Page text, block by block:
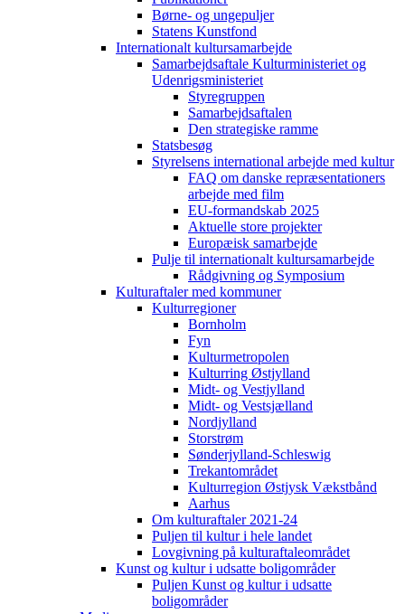
Børne- og ungepuljer
Statens Kunstfond
Internationalt kultursamarbejde
Samarbejdsaftale Kulturministeriet og
Udenrigsministeriet
Styregruppen
Samarbejdsaftalen
Den strategiske ramme
Statsbesøg
Styrelsens international arbejde med kultur
FAQ om danske repræsentationers
arbejde med film
EU-formandskab 2025
Aktuelle store projekter
Europæisk samarbejde
Pulje til internationalt kultursamarbejde
Rådgivning og Symposium
Kulturaftaler med kommuner
Kulturregioner
Bornholm
Fyn
Kulturmetropolen
Kulturring Østjylland
Midt- og Vestjylland
Midt- og Vestsjælland
Nordjylland
Storstrøm
Sønderjylland-Schleswig
Trekantområdet
Kulturregion Østjysk Vækstbånd
Aarhus
Om kulturaftaler 2021-24
Puljen til kultur i hele landet
Lovgivning på kulturaftaleområdet
Kunst og kultur i udsatte boligområder
Puljen Kunst og kultur i udsatte
boligområder